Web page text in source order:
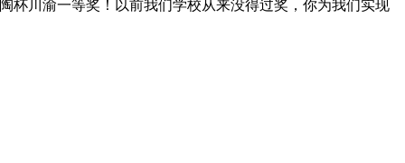
杯川渝一等奖！以前我们学校从来没得过奖，你为我们实现